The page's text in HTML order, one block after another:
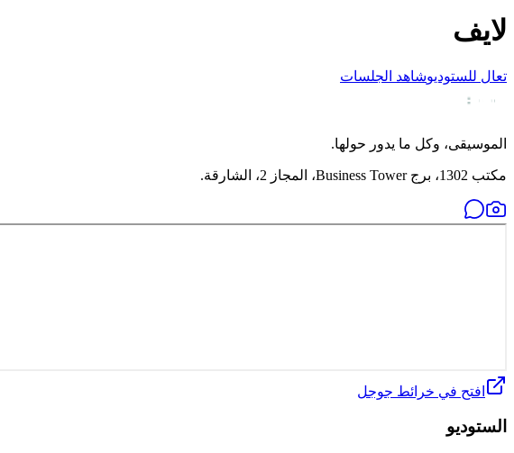
لايف
تعال للستوديوشاهد الجلسات
الموسيقى، وكل ما يدور حولها.
مكتب 1302، برج Business Tower، المجاز 2، الشارقة.
افتح في خرائط جوجل
الستوديو